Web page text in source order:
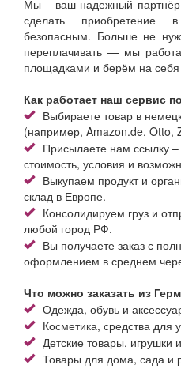
Мы – ваш надежный
сделать
безопасным. Больше не
переплачивать — мы
площадками и берём на себя
Как работает наш сервис
Выбираете товар в
(например, Amazon.de, Otto,
Присылаете нам ссылку
стоимость, условия и
Выкупаем продукт и
склад в Европе.
Консолидируем груз и
любой город РФ.
Вы получаете заказ с
оформлением в среднем
Что можно заказать из
Одежда, обувь и
Косметика, средства для
Детские товары, игрушки
Товары для дома, сада и